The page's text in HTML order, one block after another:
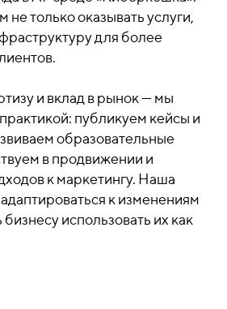
не только оказывать услуги,
для более
и вклад в рынок — мы
публикуем кейсы и
образовательные
в продвижении и
к маркетингу. Наша
к изменениям
использовать их как